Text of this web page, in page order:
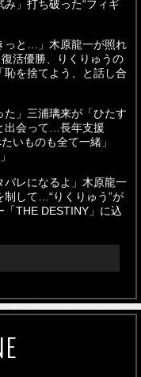
み」打ち破った“フィギ
っと…」木原龍一が照れ
活優勝、りくりゅうの
恥を捨てよう、と話し合
た」三浦璃来が「ひたす
出会って…長年支援
いものも全て一緒」
バレになるよ」木原龍一
制して…“りくりゅう”が
THE DESTINY」に込